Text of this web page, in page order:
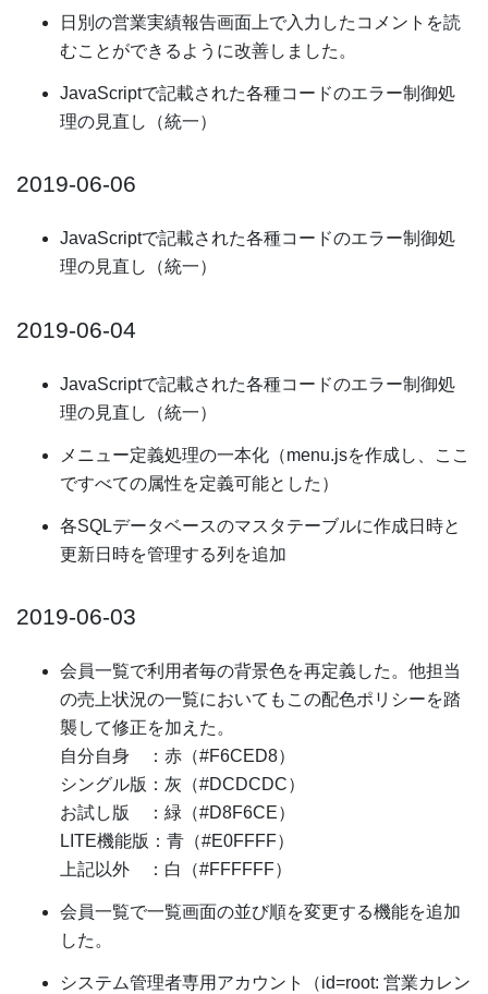
日別の営業実績報告画面上で入力したコメントを読
むことができるように改善しました。
JavaScriptで記載された各種コードのエラー制御処
理の見直し（統一）
2019-06-06
JavaScriptで記載された各種コードのエラー制御処
理の見直し（統一）
2019-06-04
JavaScriptで記載された各種コードのエラー制御処
理の見直し（統一）
メニュー定義処理の一本化（menu.jsを作成し、ここ
ですべての属性を定義可能とした）
各SQLデータベースのマスタテーブルに作成日時と
更新日時を管理する列を追加
2019-06-03
会員一覧で利用者毎の背景色を再定義した。他担当
の売上状況の一覧においてもこの配色ポリシーを踏
襲して修正を加えた。
自分自身 ：赤（#F6CED8）
シングル版：灰（#DCDCDC）
お試し版 ：緑（#D8F6CE）
LITE機能版：青（#E0FFFF）
上記以外 ：白（#FFFFFF）
会員一覧で一覧画面の並び順を変更する機能を追加
した。
システム管理者専用アカウント（id=root: 営業カレン